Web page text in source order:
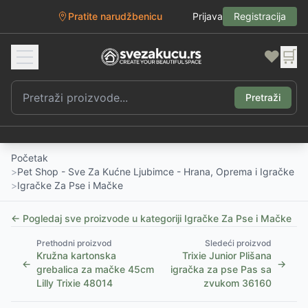
Pratite narudžbenicu Prijava Registracija
❤️ 🛒
Pretraži
Početak
>Pet Shop - Sve Za Kućne Ljubimce - Hrana, Oprema i Igračke
>Igračke Za Pse i Mačke
← Pogledaj sve proizvode u kategoriji Igračke Za Pse i Mačke
←
Prethodni proizvod
Kružna kartonska
grebalica za mačke 45cm
Lilly Trixie 48014
Sledeći proizvod
Trixie Junior Plišana
igračka za pse Pas sa
zvukom 36160
→